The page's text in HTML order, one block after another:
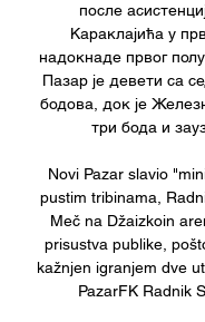
после
Караклајића у
надокнаде првог
Пазар је девети са
бодова, док је
три бода и
Novi Pazar slavio
pustim tribinama,
Meč na Džaizkoin
prisustva publike,
kažnjen igranjem dve
PazarFK Radnik